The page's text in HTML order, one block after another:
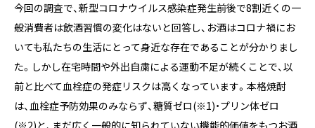
今回の調査で、新型コロナウイルス感染症発生前後で8割近くの一
般消費者は飲酒習慣の変化はないと回答し、お酒はコロナ禍にお
いても私たちの生活にとって身近な存在であることが分かりまし
た。しかし在宅時間や外出自粛による運動不足が続くことで、以
前と比べて血栓症の発症リスクは高くなっています。本格焼酎
は、血栓症予防効果のみならず、糖質ゼロ(※1)・プリン体ゼロ